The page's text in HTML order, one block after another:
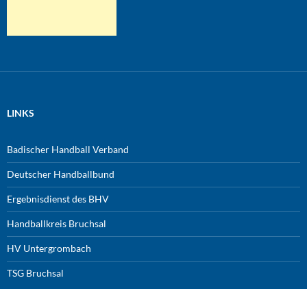
LINKS
Badischer Handball Verband
Deutscher Handballbund
Ergebnisdienst des BHV
Handballkreis Bruchsal
HV Untergrombach
TSG Bruchsal